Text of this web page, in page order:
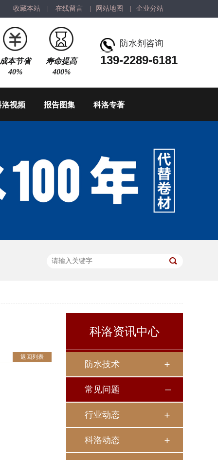
收藏本站 在线留言 网站地图 企业分站
防水剂咨询
139-2289-6181
成本节省
40%
寿命提高
400%
洛视频 报告图集 科洛专著
返回列表
科洛资讯中心
防水技术
常见问题
行业动态
科洛动态